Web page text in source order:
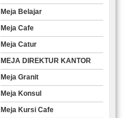
Meja Belajar
Meja Cafe
Meja Catur
MEJA DIREKTUR KANTOR
Meja Granit
Meja Konsul
Meja Kursi Cafe